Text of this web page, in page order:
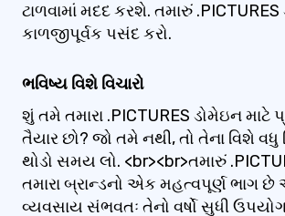
ટાળવામાં મદદ કરશે. તમારું
કાળજીપૂર્વક પસંદ કરો.
ભવિષ્ય વિશે વિચારો
શું તમે તમારા .PICTURES ડોમેઇન માટે
તૈયાર છો? જો તમે નથી, તો તેના વિશે વધુ
થોડો સમય લો. <br><br>તમારું
તમારા બ્રાન્ડનો એક મહત્વપૂર્ણ ભાગ છે
વ્યવસાય સંભવતઃ તેનો વર્ષો સુધી